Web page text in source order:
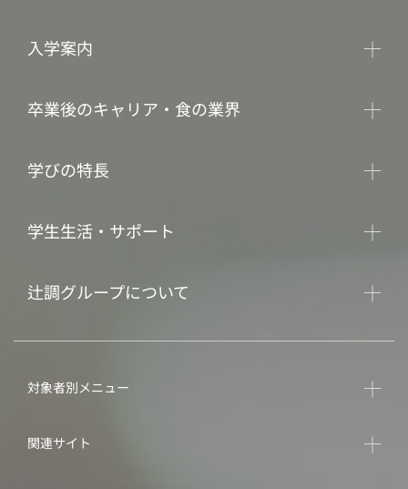
入学案内
卒業後のキャリア・食の業界
学びの特長
学生生活・サポート
辻調グループについて
対象者別メニュー
関連サイト